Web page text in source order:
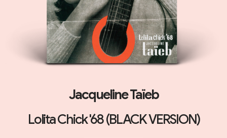
Jacqueline Taïeb
Lolita Chick '68 (BLACK VERSION)